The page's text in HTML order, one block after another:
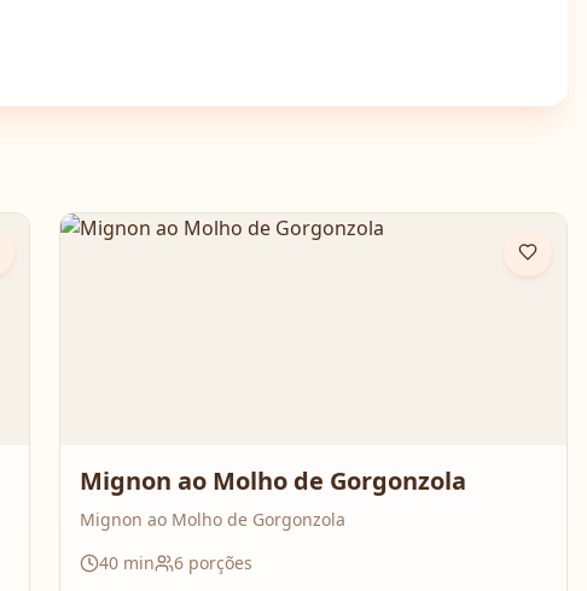
Mignon ao Molho de Gorgonzola
Mignon ao Molho de Gorgonzola
40min 6porções